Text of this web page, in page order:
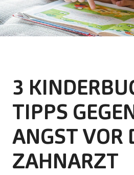
3
TIPPS
ANGST VOR
ZAHNARZT